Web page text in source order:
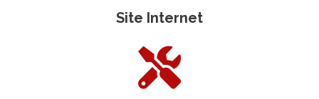
Site Internet